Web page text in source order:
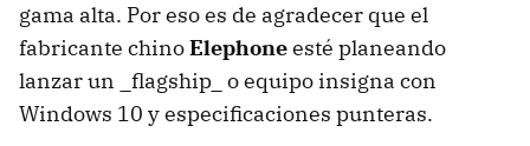
gama alta. Por eso es de agradecer que el
fabricante chinoElephoneesté planeando
lanzar un _flagship_ o equipo insigna con
Windows 10 y especificaciones punteras.